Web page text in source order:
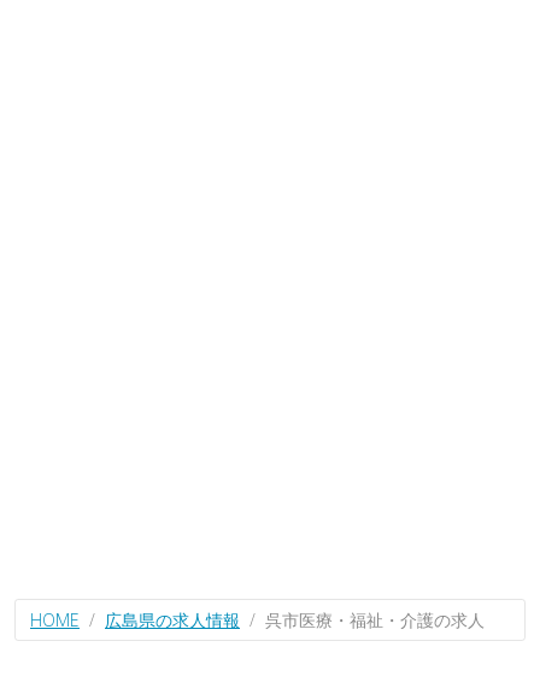
HOME 広島県の求人情報 呉市医療・福祉・介護の求人